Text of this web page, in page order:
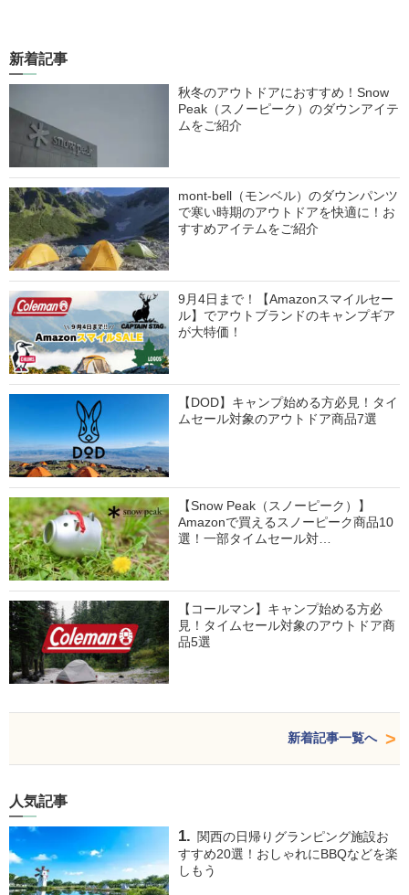
新着記事
秋冬のアウトドアにおすすめ！Snow
Peak（スノーピーク）のダウンアイテ
ムをご紹介
mont-bell（モンベル）のダウンパンツ
で寒い時期のアウトドアを快適に！お
すすめアイテムをご紹介
9月4日まで！【Amazonスマイルセー
ル】でアウトブランドのキャンプギア
が大特価！
【DOD】キャンプ始める方必見！タイ
ムセール対象のアウトドア商品7選
【Snow Peak（スノーピーク）】
Amazonで買えるスノーピーク商品10
選！一部タイムセール対…
【コールマン】キャンプ始める方必
見！タイムセール対象のアウトドア商
品5選
新着記事一覧へ
人気記事
関西の日帰りグランピング施設お
すすめ20選！おしゃれにBBQなどを楽
しもう